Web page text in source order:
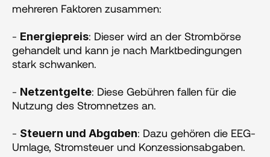
mehreren Faktoren zusammen:
- Energiepreis: Dieser wird an der Strombörse
gehandelt und kann je nach Marktbedingungen
stark schwanken.
- Netzentgelte: Diese Gebühren fallen für die
Nutzung des Stromnetzes an.
- Steuern und Abgaben: Dazu gehören die EEG-
Umlage, Stromsteuer und Konzessionsabgaben.